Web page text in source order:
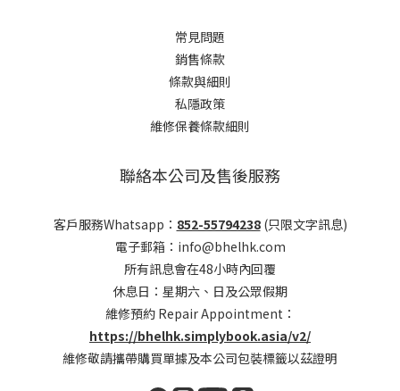
常見問題
銷售條款
條款與細則
私隱政策
維修保養條款細則
聯絡本公司及售後服務
客戶服務Whatsapp： 852-55794238(只限文字訊息)
電子郵箱：info@bhelhk.com
所有訊息會在48小時內回覆
休息日：星期六、日及公眾假期
維修預約 Repair Appointment：
https://bhelhk.simplybook.asia/v2/
維修敬請攜帶購買單據及本公司包裝標籤以茲證明